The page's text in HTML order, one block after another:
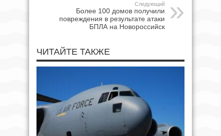
Следующий
Более 100 домов получили
повреждения в результате атаки
БПЛА на Новороссийск
ЧИТАЙТЕ ТАКЖЕ